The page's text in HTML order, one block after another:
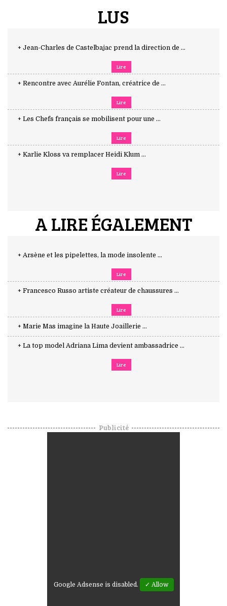
LUS
+ Jean-Charles de Castelbajac prend la direction de ...
Lire
+ Rencontre avec Aurélie Fontan, créatrice de ...
Lire
+ Les Chefs français se mobilisent pour une ...
Lire
+ Karlie Kloss va remplacer Heidi Klum ...
Lire
A LIRE ÉGALEMENT
+ Arsène et les pipelettes, la mode insolente ...
Lire
+ Francesco Russo artiste créateur de chaussures ...
Lire
+ Marie Mas imagine la Haute Joaillerie ...
+ La top model Adriana Lima devient ambassadrice ...
Lire
Publicité
Google Adsense is disabled. ✓ Allow